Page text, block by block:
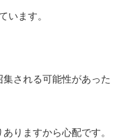
います。
される可能性があった
りますから心配です。